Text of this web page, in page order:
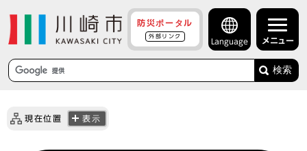
防災ポータル
外部リンク
Language メニュー
検索
現在位置 表示